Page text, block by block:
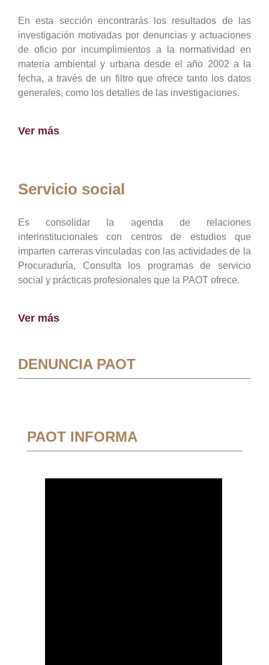
En esta sección encontrarás los resultados de las
investigación motivadas por denuncias y actuaciones
de oficio por incumplimientos a la normatividad en
materia ambiental y urbana desde el año 2002 a la
fecha, a través de un filtro que ofrece tanto los datos
generales, como los detalles de las investigaciones.
Ver más
Servicio social
Es consolidar la agenda de relaciones
interinstitucionales con centros de estudios que
imparten carreras vinculadas con las actividades de la
Procuraduría, Consulta los programas de servicio
social y prácticas profesionales que la PAOT ofrece.
Ver más
DENUNCIA PAOT
PAOT INFORMA